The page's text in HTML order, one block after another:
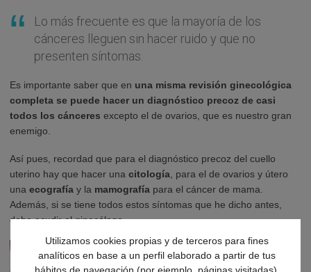
Lo más frecuente es que la mayoría de los
cánceres lleguen sin hacer ruido y que no
presenten síntomas.
Es importante saber que en una misma revisión ginecológica
completa se puede hacer un diagnóstico precoz de casi
todos los cánceres excepto el de ovarios, que es nuestro gran
enemigo.
Así pues, recordad que para el diagnóstico precoz del cuello
uterino hay que hacer una citología , para el de ovarios y útero
una ecografía y la mamografía para el cáncer de mama.
Además, si se tiene todos estos síntomas que he dicho antes,
debe acudir al ginecólogo.
Utilizamos cookies propias y de terceros para fines
analíticos en base a un perfil elaborado a partir de tus